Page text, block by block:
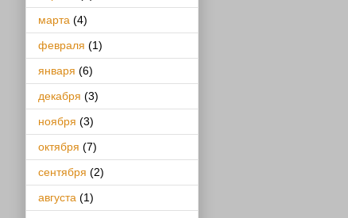
марта (4)
февраля (1)
января (6)
декабря (3)
ноября (3)
октября (7)
сентября (2)
августа (1)